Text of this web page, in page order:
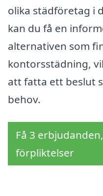
olika städföretag i
kan du få en
alternativen som
kontorsstädning,
att fatta ett beslut
behov.
Få 3
förpliktelser